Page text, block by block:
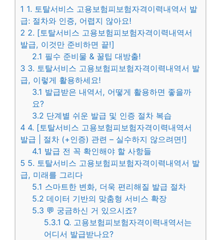
1 1. 토탈서비스 고용보험피보험자격이력내역서 발
급: 절차와 인증, 어렵지 않아요!
2 2. [토탈서비스 고용보험피보험자격이력내역서
발급, 이것만 준비하면 끝!]
2.1 필수 준비물 & 꿀팁 대방출!
3 3. 토탈서비스 고용보험피보험자격이력내역서 발
급, 이렇게 활용하세요!
3.1 발급받은 내역서, 어떻게 활용하면 좋을까
요?
3.2 단계별 쉬운 발급 및 인증 절차 복습
4 4. [토탈서비스 고용보험피보험자격이력내역서
발급 | 절차 (+인증) 관련 – 실수하지 않으려면!]
4.1 발급 전 꼭 확인해야 할 사항들
5 5. 토탈서비스 고용보험피보험자격이력내역서 발
급, 미래를 그리다
5.1 스마트한 변화, 더욱 편리해질 발급 절차
5.2 데이터 기반의 맞춤형 서비스 확장
5.3 💬 궁금하신 거 있으시죠?
5.3.1 Q. 고용보험피보험자격이력내역서는
어디서 발급받나요?